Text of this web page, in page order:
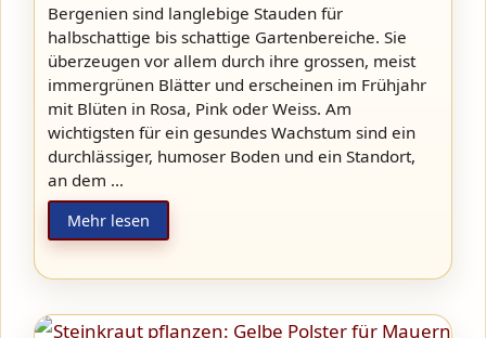
Bergenien sind langlebige Stauden für
halbschattige bis schattige Gartenbereiche. Sie
überzeugen vor allem durch ihre grossen, meist
immergrünen Blätter und erscheinen im Frühjahr
mit Blüten in Rosa, Pink oder Weiss. Am
wichtigsten für ein gesundes Wachstum sind ein
durchlässiger, humoser Boden und ein Standort,
an dem …
Mehr lesen